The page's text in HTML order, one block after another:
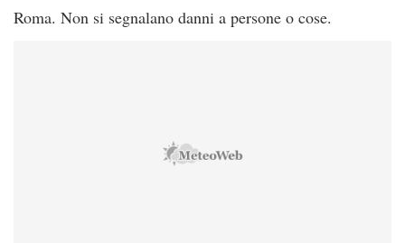
Roma. Non si segnalano danni a persone o cose.